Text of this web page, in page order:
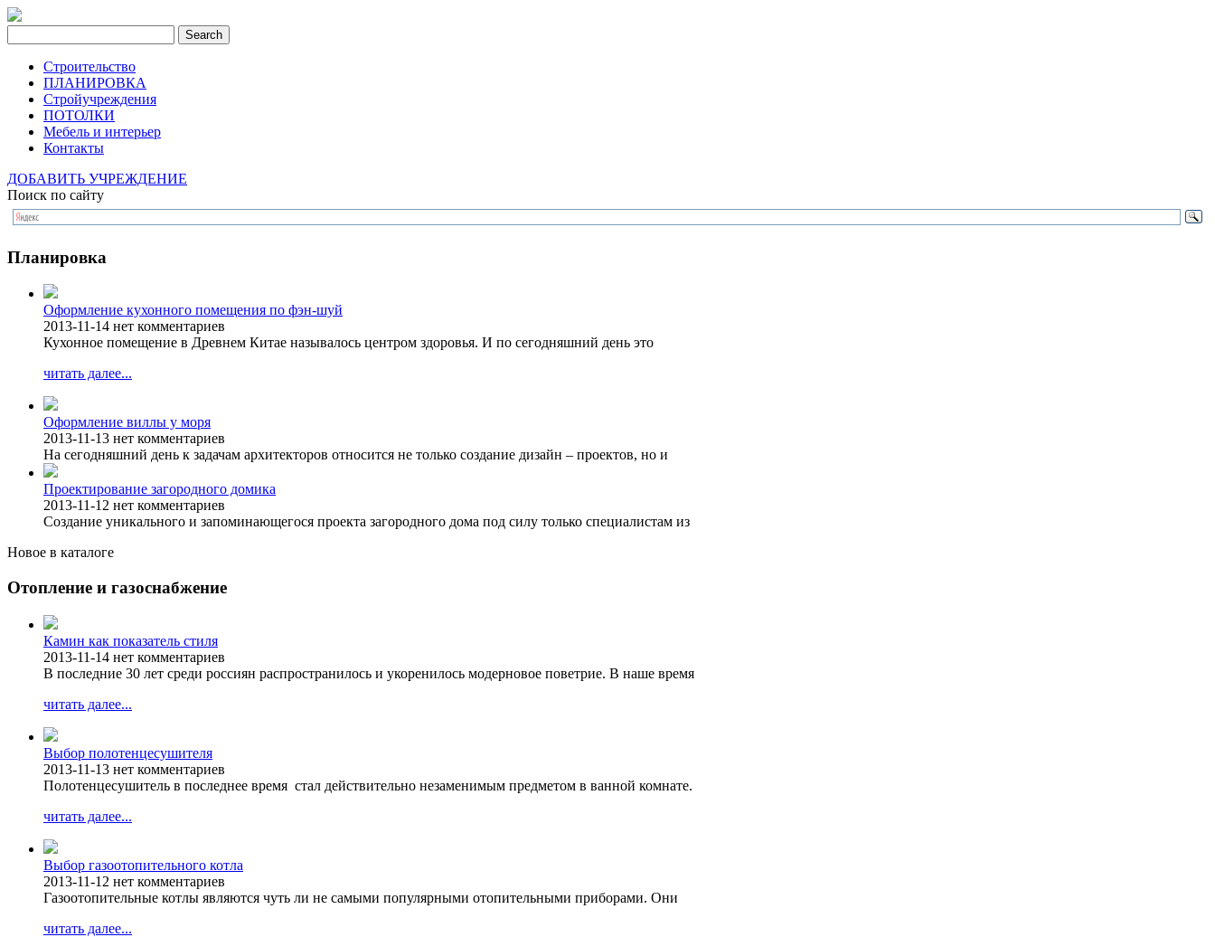
Строительство
ПЛАНИРОВКА
Стройучреждения
ПОТОЛКИ
Мебель и интерьер
Контакты
ДОБАВИТЬ УЧРЕЖДЕНИЕ
Поиск по сайту
Планировка
Оформление кухонного помещения по фэн-шуй
2013-11-14 нет комментариев
Кухонное помещение в Древнем Китае называлось центром здоровья. И по сегодняшний день это
читать далее...
Оформление виллы у моря
2013-11-13 нет комментариев
На сегодняшний день к задачам архитекторов относится не только создание дизайн – проектов, но и
Проектирование загородного домика
2013-11-12 нет комментариев
Создание уникального и запоминающегося проекта загородного дома под силу только специалистам из
Новое в каталоге
Отопление и газоснабжение
Камин как показатель стиля
2013-11-14 нет комментариев
В последние 30 лет среди россиян распространилось и укоренилось модерновое поветрие. В наше время
читать далее...
Выбор полотенцесушителя
2013-11-13 нет комментариев
Полотенцесушитель в последнее время стал действительно незаменимым предметом в ванной комнате.
читать далее...
Выбор газоотопительного котла
2013-11-12 нет комментариев
Газоотопительные котлы являются чуть ли не самыми популярными отопительными приборами. Они
читать далее...